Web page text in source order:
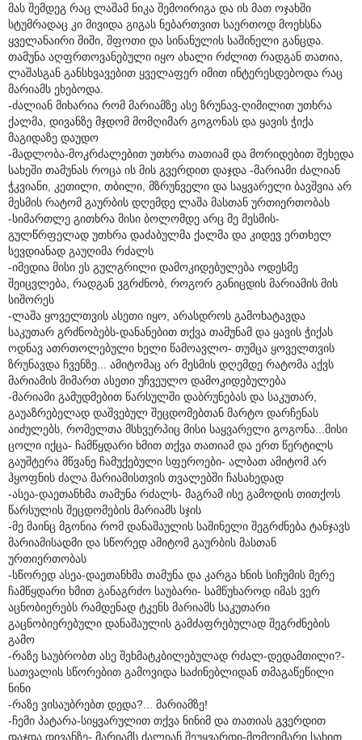
მას შემდეგ რაც ლაშამ ნიკა შემოირიგა და ის მათ ოჯახში
სტუმრადაც კი მივიდა გიგას ნებართვით საერთოდ მოეხსნა
ყველანაირი შიში, შფოთი და სინანულის საშინელი განცდა.
თამუნა აღფრთოვანებული იყო ახალი რძლით რადგან თათია,
ლაშასგან განსხვავებით ყველაფერ იმით ინტერესდებოდა რაც
მარიამს ეხებოდა.
-ძალიან მიხარია რომ მარიამზე ასე ზრუნავ-ღიმილით უთხრა
ქალმა, დივანზე მჯდომ მომღიმარ გოგონას და ყავის ჭიქა
მაგიდაზე დაუდო
-მადლობა-მოკრძალებით უთხრა თათიამ და მორიდებით შეხედა
სახეში თამუნას როცა ის მის გვერდით დაჯდა -მარიამი ძალიან
ჭკვიანი, კეთილი, თბილი, მზრუნველი და საყვარელი ბავშვია არ
მესმის რატომ გაურბის დღემდე ლაშა მასთან ურთიერთობას
-სიმართლე გითხრა მისი ბოლომდე არც მე მესმის-
გულწრფელად უთხრა დაძაბულმა ქალმა და კიდევ ერთხელ
სევდიანად გაუღიმა რძალს
-იმედია მისი ეს გულგრილი დამოკიდებულება ოდესმე
შეიცვლება, რადგან ვგრძნობ, როგორ განიცდის მარიამის მის
სიშორეს
-ლაშა ყოველთვის ასეთი იყო, არასდროს გამოხატავდა
საკუთარ გრძნობებს-დანანებით თქვა თამუნამ და ყავის ჭიქას
ოდნავ ათრთოლებული ხელი წამოავლო- თუმცა ყოველთვის
ზრუნავდა ჩვენზე... ამიტომაც არ მესმის დღემდე რატომა აქვს
მარიამის მიმართ ასეთი უჩვეულო დამოკიდებულება
-მარიამი გამუდმებით წარსულში დაბრუნებას და საკუთარ,
გაუაზრებელად დაშვებულ შეცდომებთან მარტო დარჩენას
აიძულებს, რომელთა მსხვერპიც მისი საყვარელი გოგონა...მისი
ცოლი იქცა- ჩამწყდარი ხმით თქვა თათიამ და ერთ წერტილს
გაუშტერა მწვანე ჩამუქებული სფეროები- ალბათ ამიტომ არ
ჰყოფნის ძალა მარიამისთვის თვალებში ჩასახედად
-ასეა-დაეთანხმა თამუნა რძალს- მაგრამ ისე გამოდის თითქოს
წარსულის შეცდომების მარიამს სჯის
-მე მაინც მგონია რომ დანაშაულის საშინელი შეგრძნება ტანჯავს
მარიამისადმი და სწორედ ამიტომ გაურბის მასთან
ურთიერთობას
-სწორედ ასეა-დაეთანხმა თამუნა და კარგა ხნის სიჩუმის მერე
ჩამწყდარი ხმით განაგრძო საუბარი- სამწუხაროდ იმას ვერ
აცნობიერებს რამდენად ტკენს მარიამს საკუთარი
გაცნობიერებული დანაშაულის გამძაფრებულად შეგრძნების
გამო
-რაზე საუბრობთ ასე შეხმატკბილებულად რძალ-დედამთილი?-
სათვალის სწორებით გამოვიდა საძინებლიდან თმაგაწეწილი
ნინი
-რაზე ვისაუბრებთ დედა?... მარიამზე!
-ჩემი პატარა-სიყვარულით თქვა ნინიმ და თათიას გვერდით
დაჯდა დივანზე- მარიამს ძალიან შეუყვარდი-მომღიმარი სახით